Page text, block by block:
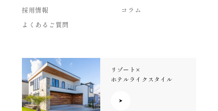
採用情報
よくあるご質問
コラム
リゾート×
ホテルライクスタイル